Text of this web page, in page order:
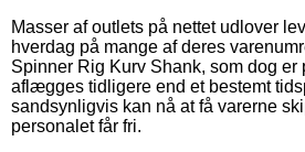
Masser af outlets på nettet udlover
hverdag på mange af deres
Spinner Rig Kurv Shank, som dog
aflægges tidligere end et bestemt
sandsynligvis kan nå at få varerne
personalet får fri.